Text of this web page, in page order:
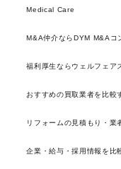
Medical Care
M&A仲介ならDYM M&Aコ
福利厚生ならウェルフェア
おすすめの買取業者を比較
リフォームの見積もり・業
企業・給与・採用情報を比